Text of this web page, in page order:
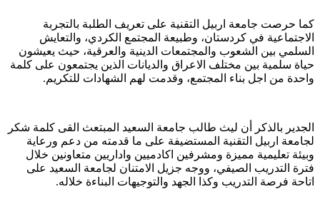
كما حرصت جامعة اربيل التقنية على تعريف الطلبة بالتجربة
الاجتماعية في كردستان، وطبيعة المجتمع الكردي، والتعايش
السلمي بين الشعوب والمجتمعات الدينية والعرقية، حيث يعيشون
حياة سلمية بين مختلف الاعراق والديانات الذين يجتمعون على كلمة
واحدة من اجل بناء المجتمع، وقدمت لهم الشهادات للتكريم.
الجدير بالذكر أن ليث طالب جامعة السعيد المبتعث القى كلمة شكر
لجامعة اربيل التقنية المستضيفة على ما قدمته من دعم ورعاية
وبيئة تعليمية مميزة ومشرفين اكادميين واداريين متعاونين خلال
فترة التدريب الصيفي، ووجه جزيل الامتنان لجامعة السعيد على
اتاحة فرصة التدريب وكذا الجهد والتوجيهات البناءة خلاله.